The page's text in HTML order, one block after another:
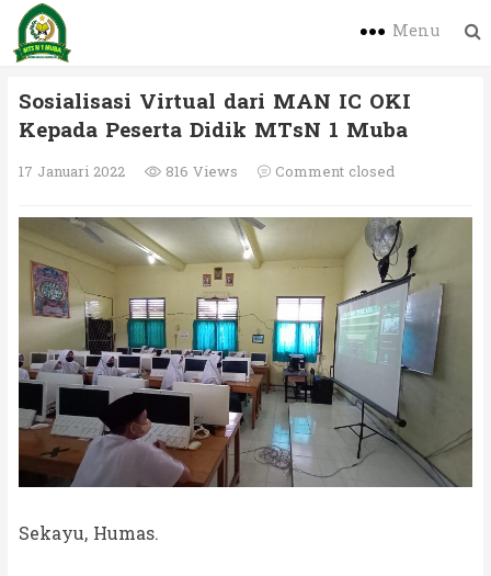
Menu
Sosialisasi Virtual dari MAN IC OKI
Kepada Peserta Didik MTsN 1 Muba
17 Januari 2022 816 Views Comment closed
Sekayu, Humas.